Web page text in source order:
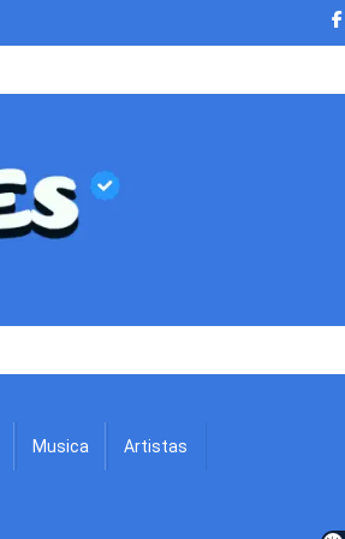
Musica Artistas